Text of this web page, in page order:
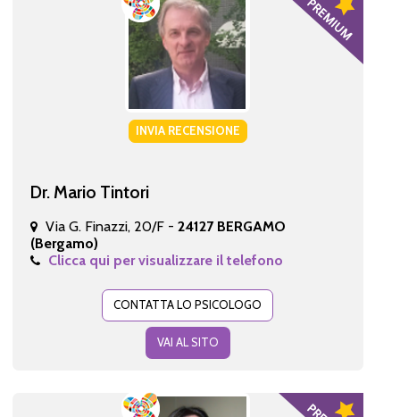
INVIA RECENSIONE
Dr. Mario Tintori
Via G. Finazzi, 20/F - 24127 BERGAMO
(Bergamo)
Clicca qui per visualizzare il telefono
CONTATTA LO PSICOLOGO
VAI AL SITO